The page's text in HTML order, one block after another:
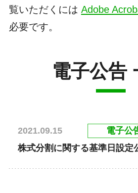
覧いただくには Adobe
必要です。
電子公告
2021.09.15
電子公
株式分割に関する基準日設定